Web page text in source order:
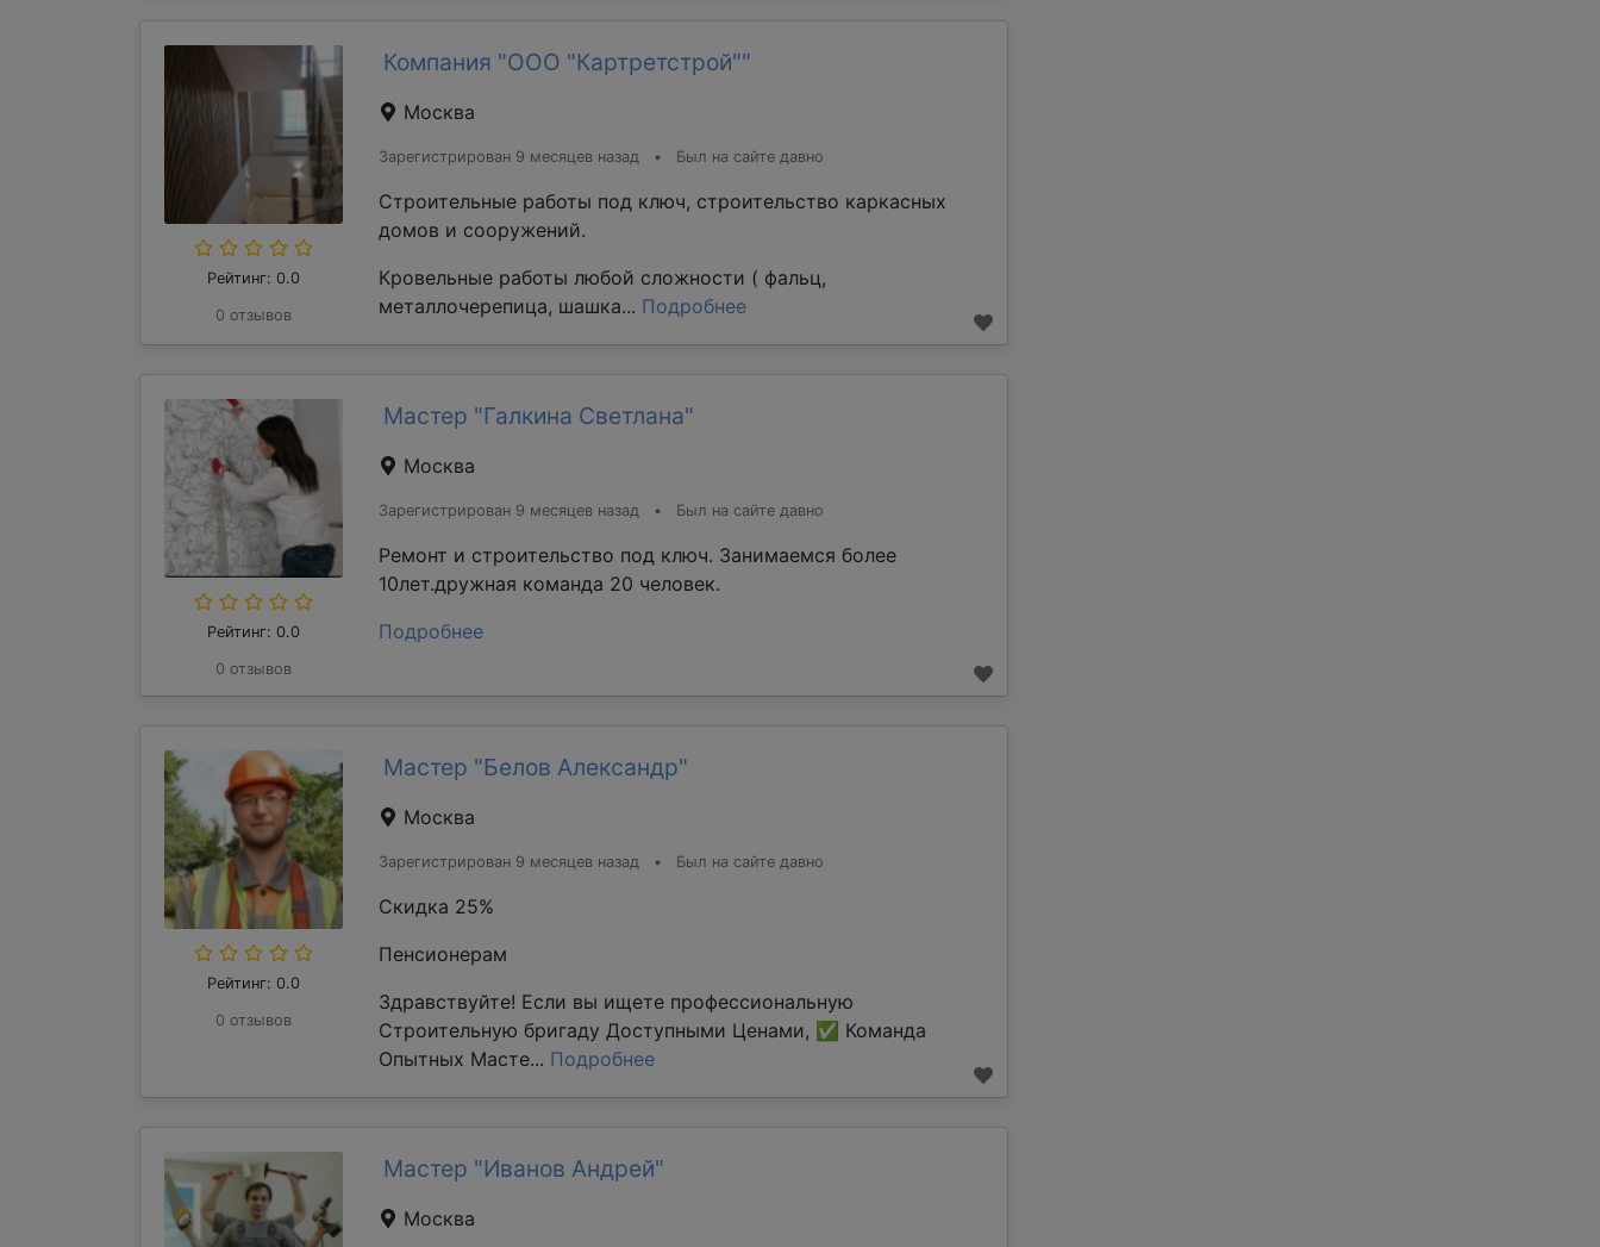
Рейтинг: 0.0
0 отзывов
Компания "ООО "Картретстрой""
Москва
Зарегистрирован 9 месяцев назад • Был на сайте давно
Строительные работы под ключ, строительство каркасных
домов и сооружений.
Кровельные работы любой сложности ( фальц,
металлочерепица, шашка... Подробнее
Рейтинг: 0.0
0 отзывов
Мастер "Галкина Светлана"
Москва
Зарегистрирован 9 месяцев назад • Был на сайте давно
Ремонт и строительство под ключ. Занимаемся более
10лет.дружная команда 20 человек.
Подробнее
Рейтинг: 0.0
0 отзывов
Мастер "Белов Александр"
Москва
Зарегистрирован 9 месяцев назад • Был на сайте давно
Скидка 25%
Пенсионерам
Здравствуйте! Если вы ищете профессиональную
Строительную бригаду Доступными Ценами, ✅ Команда
Опытных Масте... Подробнее
Мастер "Иванов Андрей"
Москва